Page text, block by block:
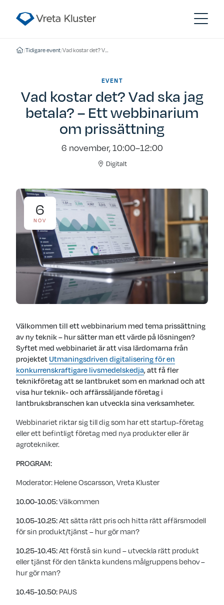
/Tidigare event/ Vad kostar det? Vad ska jag betala? – Ett webbinarium om prissättning
EVENT
Vad kostar det? Vad ska jag
betala? – Ett webbinarium
om prissättning
6 november, 10:00–12:00
Digitalt
6
NOV
Välkommen till ett webbinarium med tema prissättning
av ny teknik – hur sätter man ett värde på lösningen?
Syftet med webbinariet är att visa lärdomarna från
projektet Utmaningsdriven digitalisering för en
konkurrenskraftigare livsmedelskedja, att få fler
teknikföretag att se lantbruket som en marknad och att
visa hur teknik- och affärssäljande företag i
lantbruksbranschen kan utveckla sina verksamheter.
Webbinariet riktar sig till dig som har ett startup-företag
eller ett befintligt företag med nya produkter eller är
agrotekniker.
PROGRAM:
Moderator: Helene Oscarsson, Vreta Kluster
10.00-10.05:Välkommen
10.05-10.25:Att sätta rätt pris och hitta rätt affärsmodell
för sin produkt/tjänst – hur gör man?
10.25-10.45:Att förstå sin kund – utveckla rätt produkt
eller tjänst för den tänkta kundens målgruppens behov –
hur gör man?
10.45-10.50: PAUS